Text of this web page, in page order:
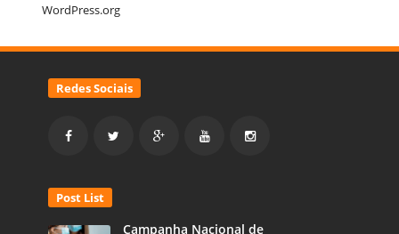
WordPress.org
Redes Sociais
Post List
Campanha Nacional de